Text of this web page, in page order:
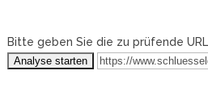
Bitte geben Sie die zu prüfende